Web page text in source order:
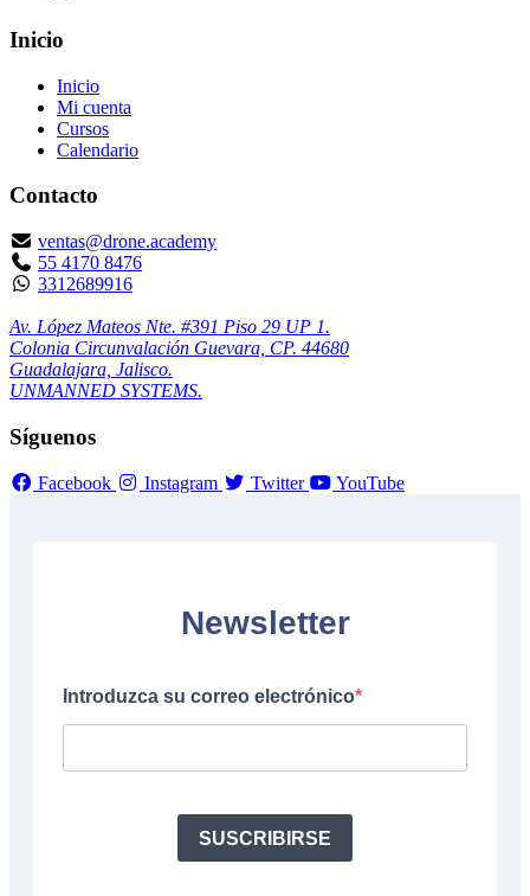
Inicio
Inicio
Mi cuenta
Cursos
Calendario
Contacto
ventas@drone.academy
55 4170 8476
3312689916
Av. López Mateos Nte. #391 Piso 29 UP 1.
Colonia Circunvalación Guevara, CP. 44680
Guadalajara, Jalisco.
UNMANNED SYSTEMS.
Síguenos
Facebook Instagram Twitter YouTube